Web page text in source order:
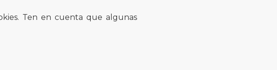
Ten en cuenta que algunas